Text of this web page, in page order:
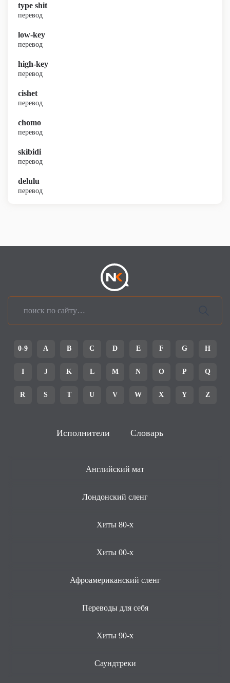
type shit
перевод
low-key
перевод
high-key
перевод
cishet
перевод
chomo
перевод
skibidi
перевод
delulu
перевод
0-9 A B C D E F G H
I J K L M N O P Q
R S T U V W X Y Z
Исполнители Словарь
Английский мат
Лондонский сленг
Хиты 80-х
Хиты 00-х
Афроамериканский сленг
Переводы для себя
Хиты 90-х
Саундтреки